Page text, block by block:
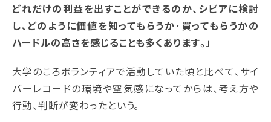
どれだけの利益を出すことができるのか、シビアに検討
し､どのように価値を知ってもらうか･買ってもらうかの
ハードルの高さを感じることも多くあります｡」
大学のころボランティアで活動していた頃と比べて､サイ
バーレコードの環境や空気感になってからは、考え方や
行動、判断が変わったという。